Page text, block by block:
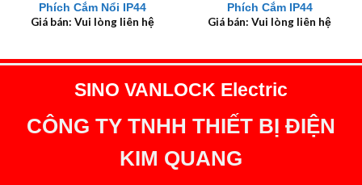
Phích Cắm Nổi IP44
Giá bán: Vui lòng liên hệ
Phích Cắm IP44
Giá bán: Vui lòng liên hệ
SINO VANLOCK Electric
CÔNG TY TNHH THIẾT BỊ ĐIỆN
KIM QUANG